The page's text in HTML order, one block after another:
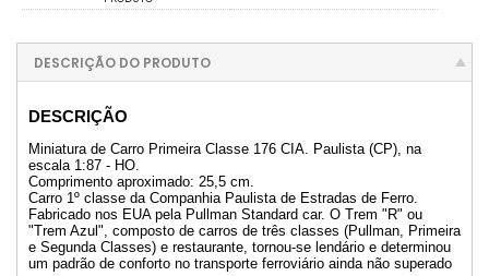
DESCRIÇÃO DO PRODUTO
DESCRIÇÃO
Miniatura de Carro Primeira Classe 176 CIA. Paulista (CP), na
escala 1:87 - HO.
Comprimento aproximado: 25,5 cm.
Carro 1º classe da Companhia Paulista de Estradas de Ferro.
Fabricado nos EUA pela Pullman Standard car. O Trem "R" ou
"Trem Azul", composto de carros de três classes (Pullman, Primeira
e Segunda Classes) e restaurante, tornou-se lendário e determinou
um padrão de conforto no transporte ferroviário ainda não superado